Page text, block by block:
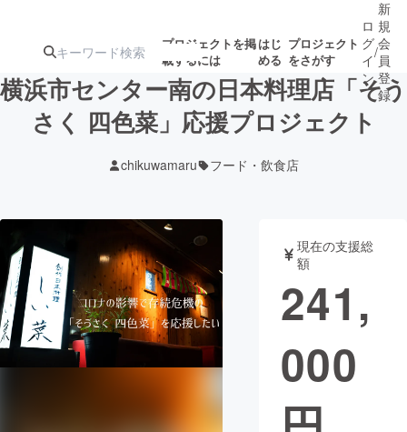
プロジェクトを掲
載するには
はじ
める
プロジェクト
をさがす
ターン
ジェクト
募集終了が近いプ
ロジェクト
アート・写真 音楽
テクノロジー・ガジェット ゲーム・サ
映像・映画
ロ
グ
イ
ン
/
新
規
会
員
登
録
横浜市センター南の日本料理店「そう
さく 四色菜」応援プロジェクト
chikuwamaru フード・飲食店
現在の支援総
額
241,
000